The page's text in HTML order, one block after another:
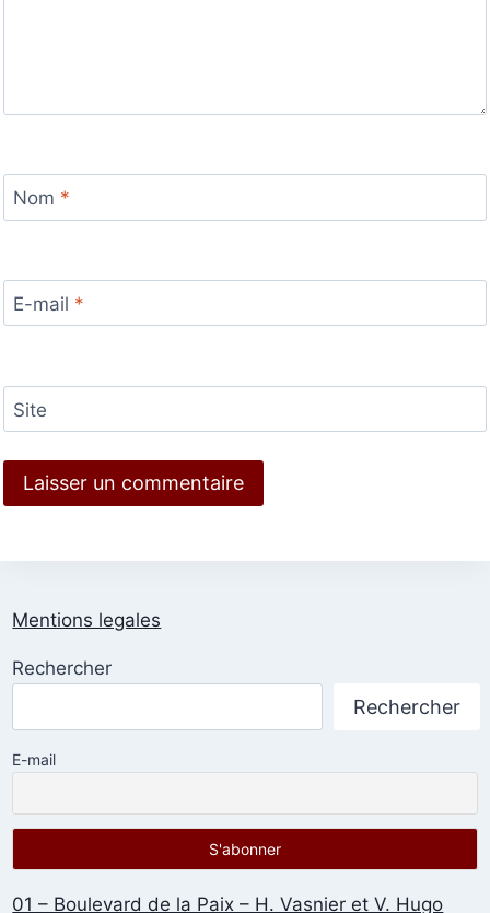
Nom *
E-mail *
Site
Mentions legales
Rechercher
Rechercher
E-mail
01 – Boulevard de la Paix – H. Vasnier et V. Hugo